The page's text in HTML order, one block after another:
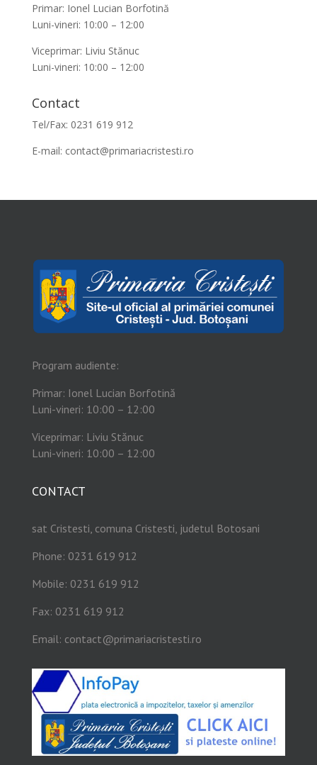
Primar: Ionel Lucian Borfotină
Luni-vineri: 10:00 – 12:00
Viceprimar: Liviu Stănuc
Luni-vineri: 10:00 – 12:00
Contact
Tel/Fax: 0231 619 912
E-mail: contact@primariacristesti.ro
Program audiente:
Primar: Ionel Lucian Borfotină
Luni-vineri: 10:00 – 12:00
Viceprimar: Liviu Stănuc
Luni-vineri: 10:00 – 12:00
CONTACT
sat Cristesti, comuna Cristesti, judetul Botosani
Phone: 0231 619 912
Mobile: 0231 619 912
Fax: 0231 619 912
Email: contact@primariacristesti.ro